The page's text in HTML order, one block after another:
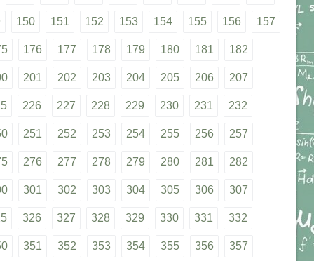
150 151 152 153 154 155 156 157
176 177 178 179 180 181 182
201 202 203 204 205 206 207
226 227 228 229 230 231 232
251 252 253 254 255 256 257
276 277 278 279 280 281 282
301 302 303 304 305 306 307
326 327 328 329 330 331 332
351 352 353 354 355 356 357